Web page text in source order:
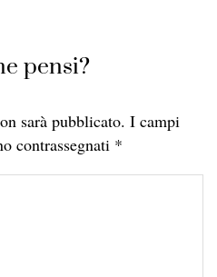
pensi?
sarà pubblicato. I campi
contrassegnati *